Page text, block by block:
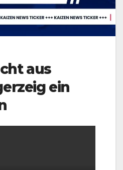
aus
ein